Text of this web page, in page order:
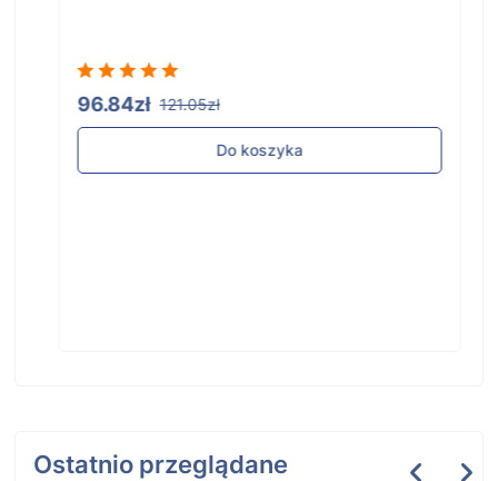
96.84zł 121.05zł
Do koszyka
Ostatnio przeglądane